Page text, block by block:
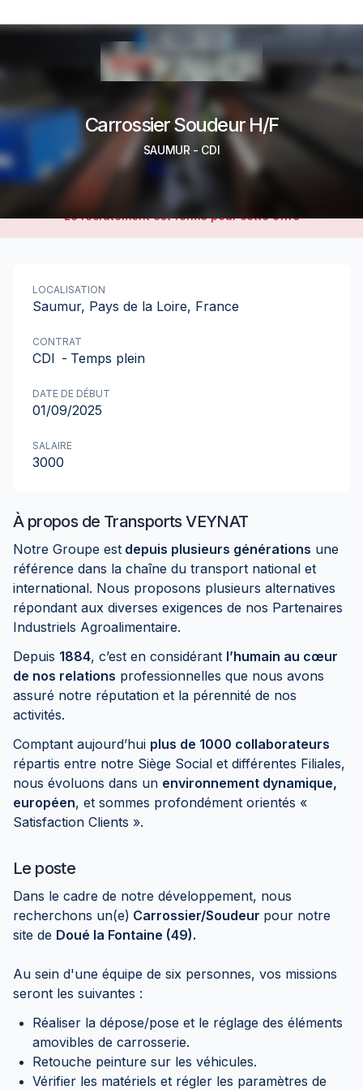
Carrossier Soudeur H/F
SAUMUR - CDI
Le recrutement est fermé pour cette offre
À propos de Transports VEYNAT
Notre Groupe est depuis plusieurs générations une
référence dans la chaîne du transport national et
international. Nous proposons plusieurs alternatives
répondant aux diverses exigences de nos Partenaires
Industriels Agroalimentaire.
Depuis 1884, c’est en considérant l’humain au cœur
de nos relations professionnelles que nous avons
assuré notre réputation et la pérennité de nos
activités.
Comptant aujourd’hui plus de 1000 collaborateurs
répartis entre notre Siège Social et différentes Filiales,
nous évoluons dans un environnement dynamique,
européen, et sommes profondément orientés «
Satisfaction Clients ».
Le poste
Dans le cadre de notre développement, nous
recherchons un(e) Carrossier/Soudeur pour notre
site de Doué la Fontaine (49).
Au sein d'une équipe de six personnes, vos missions
seront les suivantes :
Réaliser la dépose/pose et le réglage des éléments
amovibles de carrosserie.
Retouche peinture sur les véhicules.
Vérifier les matériels et régler les paramètres de
LOCALISATION
Saumur, Pays de la Loire, France
CONTRAT
CDI - Temps plein
DATE DE DÉBUT
01/09/2025
SALAIRE
3000